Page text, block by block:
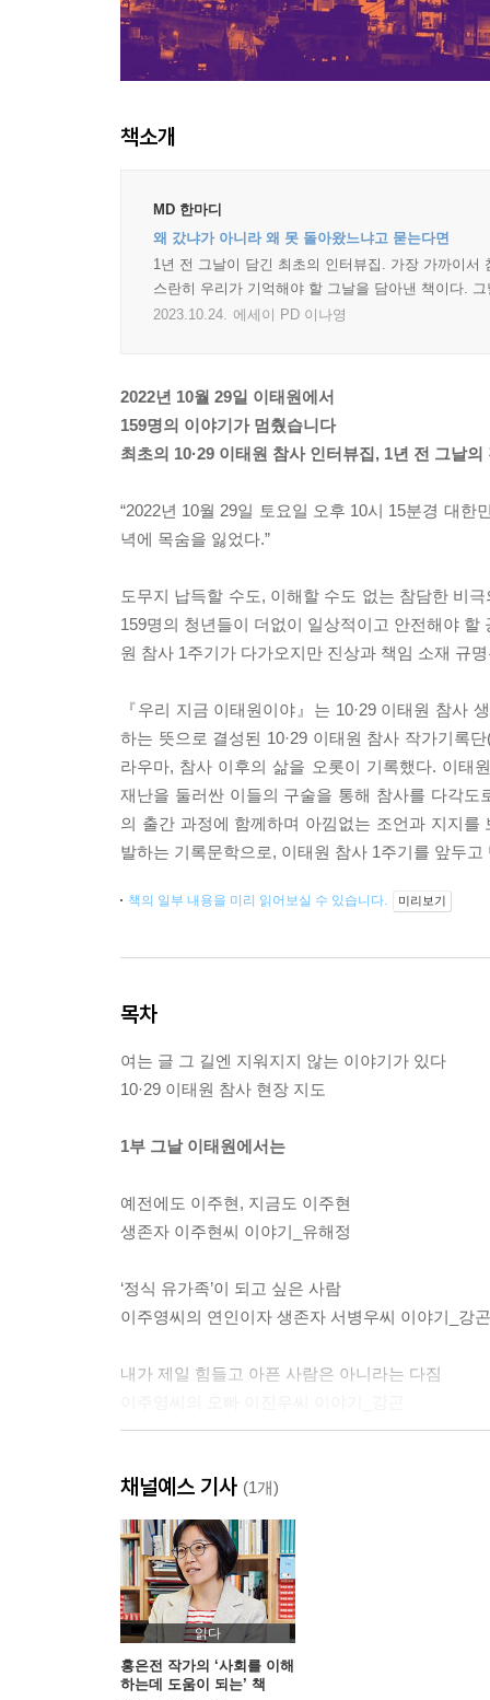
책소개
MD 한마디
왜 갔냐가 아니라 왜 못 돌아왔느냐고 묻는다면
1년 전 그날이 담긴 최초의 인터뷰집. 가장 가까이
스란히 우리가 기억해야 할 그날을 담아낸 책이다.
2023.10.24. 에세이 PD 이나영
2022년 10월 29일 이태원에서
159명의 이야기가 멈췄습니다
최초의 10·29 이태원 참사 인터뷰집, 1년 전 그날의
“2022년 10월 29일 토요일 오후 10시 15분경 대
녁에 목숨을 잃었다.”
도무지 납득할 수도, 이해할 수도 없는 참담한 비
159명의 청년들이 더없이 일상적이고 안전해야
원 참사 1주기가 다가오지만 진상과 책임 소재 규
『우리 지금 이태원이야』는 10·29 이태원 참사
하는 뜻으로 결성된 10·29 이태원 참사 작가기록
라우마, 참사 이후의 삶을 오롯이 기록했다. 이태
재난을 둘러싼 이들의 구술을 통해 참사를 다각도
의 출간 과정에 함께하며 아낌없는 조언과 지지
발하는 기록문학으로, 이태원 참사 1주기를 앞두
책의 일부 내용을 미리 읽어보실 수 있습니다. 미리보기
목차
여는 글 그 길엔 지워지지 않는 이야기가 있다
10·29 이태원 참사 현장 지도
1부 그날 이태원에서는
예전에도 이주현, 지금도 이주현
생존자 이주현씨 이야기_유해정
‘정식 유가족’이 되고 싶은 사람
이주영씨의 연인이자 생존자 서병우씨 이야기_강곤
내가 제일 힘들고 아픈 사람은 아니라는 다짐
왜 못 돌아왔는지를 기억해주세요
김의현씨의 누나 김혜인씨 이야기_정지민
그냥 평범한 보통의 삶을 살고 싶어요
김의현씨의 여자친구이자 생존자 김솔씨 이야기_
나의 종교, 나의 언니
이지현씨의 동생 이아현씨 이야기
채널예스 기사 (1개)
읽다
홍은전 작가의 ‘사회를 이해
하는데 도움이 되는’ 책